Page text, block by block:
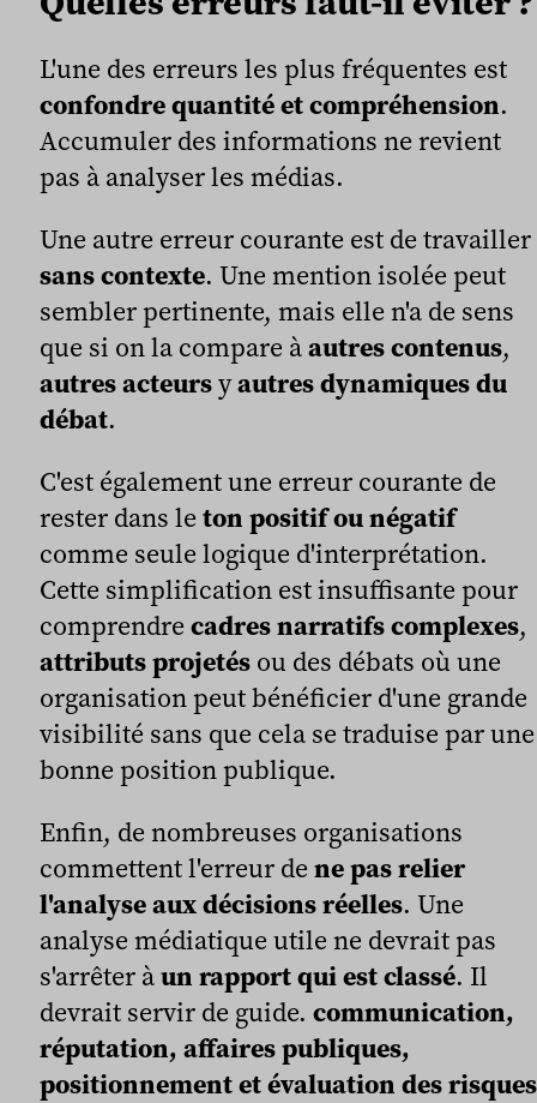
L'une des erreurs les plus fréquentes est
confondre quantité et compréhension.
Accumuler des informations ne revient
pas à analyser les médias.
Une autre erreur courante est de travailler
sans contexte. Une mention isolée peut
sembler pertinente, mais elle n'a de sens
que si on la compare àautres contenus,
autres acteursyautres dynamiques du
débat.
C'est également une erreur courante de
rester dans le ton positif ou négatif
comme seule logique d'interprétation.
Cette simplification est insuffisante pour
comprendre cadres narratifs complexes,
attributs projetés ou des débats où une
organisation peut bénéficier d'une grande
visibilité sans que cela se traduise par une
bonne position publique.
Enfin, de nombreuses organisations
commettent l'erreur de ne pas relier
l'analyse aux décisions réelles. Une
analyse médiatique utile ne devrait pas
s'arrêter àun rapport qui est classé. Il
devrait servir de guide. communication,
réputation, affaires publiques,
positionnement et évaluation des risques